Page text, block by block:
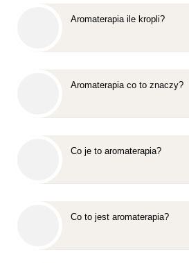
Aromaterapia ile kropli?
Aromaterapia co to znaczy?
Co je to aromaterapia?
Co to jest aromaterapia?